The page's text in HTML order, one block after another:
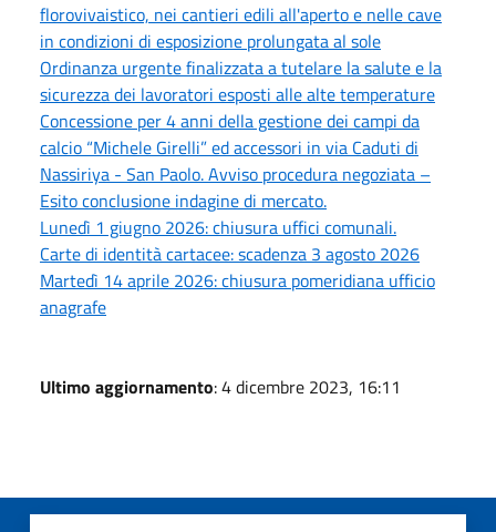
florovivaistico, nei cantieri edili all'aperto e nelle cave
in condizioni di esposizione prolungata al sole
Ordinanza urgente finalizzata a tutelare la salute e la
sicurezza dei lavoratori esposti alle alte temperature
Concessione per 4 anni della gestione dei campi da
calcio “Michele Girelli” ed accessori in via Caduti di
Nassiriya - San Paolo. Avviso procedura negoziata –
Esito conclusione indagine di mercato.
Lunedì 1 giugno 2026: chiusura uffici comunali.
Carte di identità cartacee: scadenza 3 agosto 2026
Martedì 14 aprile 2026: chiusura pomeridiana ufficio
anagrafe
Ultimo aggiornamento: 4 dicembre 2023, 16:11